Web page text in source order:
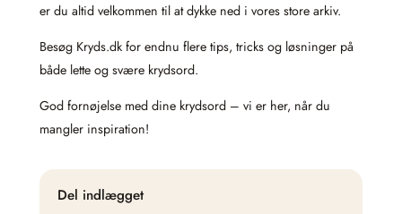
er du altid velkommen til at dykke ned i vores store arkiv.
Besøg Kryds.dk for endnu flere tips, tricks og løsninger på
både lette og svære krydsord.
God fornøjelse med dine krydsord – vi er her, når du
mangler inspiration!
Del indlægget